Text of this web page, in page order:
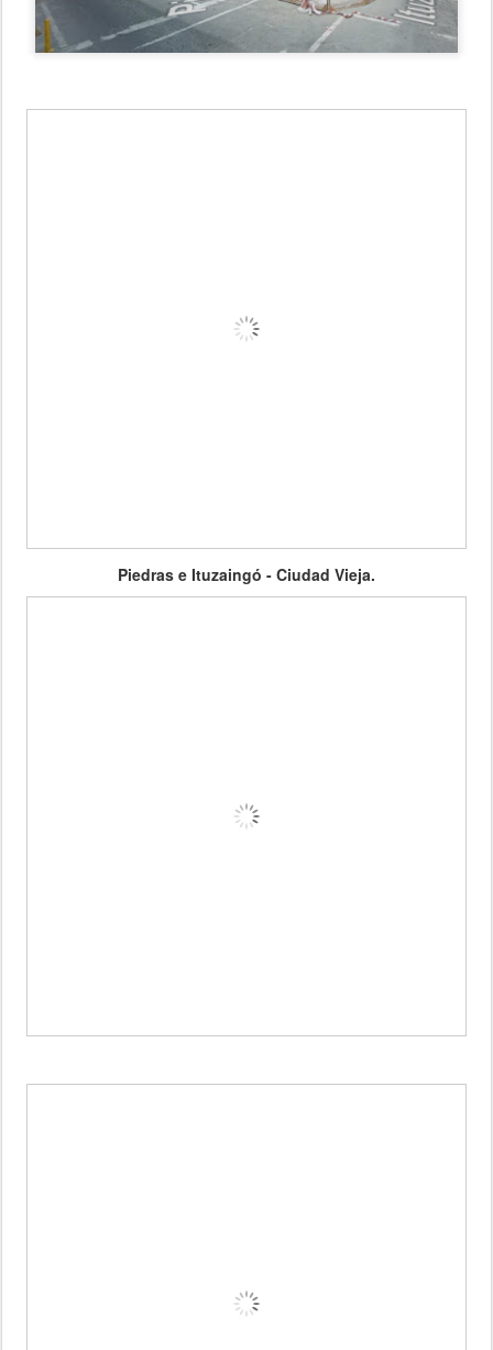
Piedras e Ituzaingó - Ciudad Vieja.